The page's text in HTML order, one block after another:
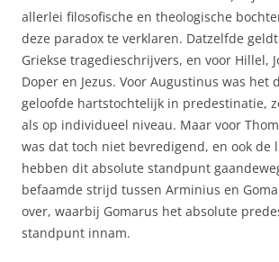
allerlei filosofische en theologische
deze paradox te verklaren. Datzelfde
Griekse tragedieschrijvers, en voor Hillel,
Doper en Jezus. Voor Augustinus was het
geloofde hartstochtelijk in predestinatie,
als op individueel niveau. Maar voor
was dat toch niet bevredigend, en ook de
hebben dit absolute standpunt
befaamde strijd tussen Arminius en
over, waarbij Gomarus het absolute
standpunt innam.